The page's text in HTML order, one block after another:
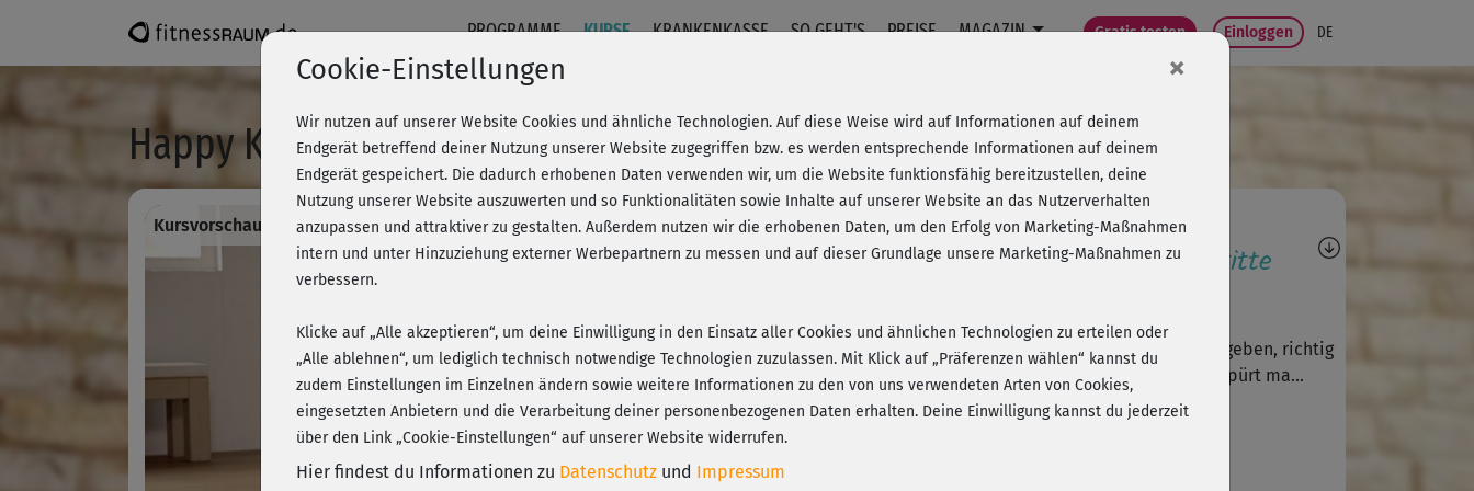
PROGRAMME KURSE KRANKENKASSE SO GEHT'S PREISE MAGAZIN Gratis testen Einloggen DE
Happy Knie Workout - am Boden
Play
Kursvorschau - Anmelden und alles trainieren! 20% Rabatt + Wunsch-Goodie Fragen, Antworten,
Bewertungen, Fortschritte
Toll! Wenn die Übungen wie vorgegeben, richtig
und langsam ausgeführt werden, spürt ma...
Cookie-Einstellungen ×
Wir nutzen auf unserer Website Cookies und ähnliche Technologien. Auf diese Weise wird auf Informationen auf deinem
Endgerät betreffend deiner Nutzung unserer Website zugegriffen bzw. es werden entsprechende Informationen auf deinem
Endgerät gespeichert. Die dadurch erhobenen Daten verwenden wir, um die Website funktionsfähig bereitzustellen, deine
Nutzung unserer Website auszuwerten und so Funktionalitäten sowie Inhalte auf unserer Website an das Nutzerverhalten
anzupassen und attraktiver zu gestalten. Außerdem nutzen wir die erhobenen Daten, um den Erfolg von Marketing-Maßnahmen
intern und unter Hinzuziehung externer Werbepartnern zu messen und auf dieser Grundlage unsere Marketing-Maßnahmen zu
verbessern.
Klicke auf „Alle akzeptieren“, um deine Einwilligung in den Einsatz aller Cookies und ähnlichen Technologien zu erteilen oder
„Alle ablehnen“, um lediglich technisch notwendige Technologien zuzulassen. Mit Klick auf „Präferenzen wählen“ kannst du
zudem Einstellungen im Einzelnen ändern sowie weitere Informationen zu den von uns verwendeten Arten von Cookies,
eingesetzten Anbietern und die Verarbeitung deiner personenbezogenen Daten erhalten. Deine Einwilligung kannst du jederzeit
über den Link „Cookie-Einstellungen“ auf unserer Website widerrufen.
Hier findest du Informationen zu Datenschutz und Impressum